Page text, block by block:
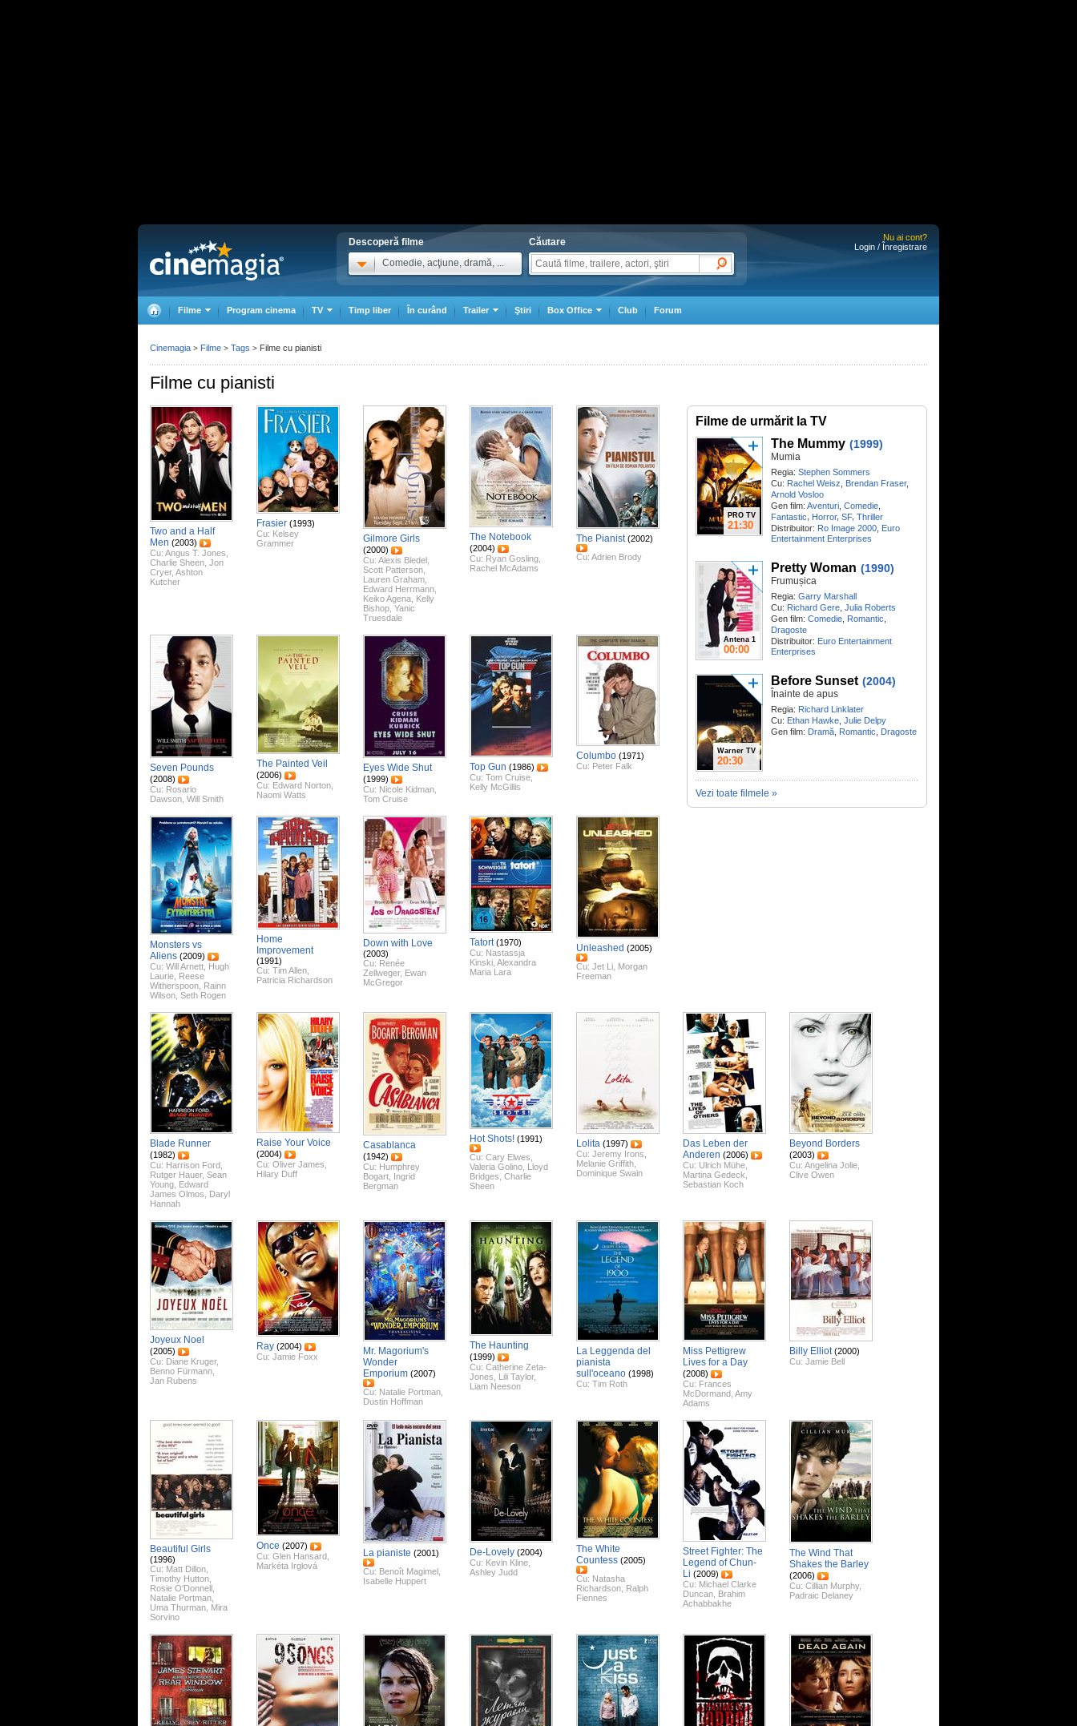
Descoperă filme
Comedie, acţiune, dramă, ...
Căutare
Nu ai cont?
Login / Înregistrare
Filme Program cinema TV Timp liber În curând Trailer Ştiri Box Office Club Forum
Filme cu pianisti
Filme de urmărit la TV
PRO TV
21:30
The Mummy (1999)
Mumia
Regia: Stephen Sommers
Cu: Rachel Weisz Brendan Fraser,
Arnold Vosloo
Gen film: Aventuri Comedie
Fantastic, Horror, SF, Thriller
Distribuitor: Ro Image 2000 Euro
Entertainment Enterprises
Antena 1
00:00
Pretty Woman (1990)
Frumușica
Regia: Garry Marshall
Cu: Richard Gere Julia Roberts
Gen film: Comedie Romantic
Dragoste
Distribuitor: Euro Entertainment
Enterprises
Warner TV
20:30
Before Sunset (2004)
Înainte de apus
Regia: Richard Linklater
Cu: Ethan Hawke Julie Delpy
Gen film: Dramă Romantic Dragoste
Vezi toate filmele »
Two and a Half
Men (2003)
Cu: Angus T. Jones
Charlie Sheen Jon
Cryer, Ashton
Kutcher
Frasier (1993)
Cu: Kelsey
Grammer
Gilmore Girls
(2000)
Cu: Alexis Bledel
Scott Patterson
Lauren Graham
Edward Herrmann
Keiko Agena Kelly
Bishop Yanic
Truesdale
The Notebook
(2004)
Cu: Ryan Gosling
Rachel McAdams
The Pianist (2002)
Cu: Adrien Brody
Seven Pounds
(2008)
Cu: Rosario
Dawson Will Smith
The Painted Veil
(2006)
Cu: Edward Norton
Naomi Watts
Eyes Wide Shut
(1999)
Cu: Nicole Kidman
Tom Cruise
Top Gun (1986)
Cu: Tom Cruise
Kelly McGillis
Columbo (1971)
Cu: Peter Falk
Monsters vs
Aliens (2009)
Cu: Will Arnett Hugh
Laurie Reese
Witherspoon Rainn
Wilson Seth Rogen
Home
Improvement
(1991)
Cu: Tim Allen
Patricia Richardson
Down with Love
(2003)
Cu: Renée
Zellweger, Ewan
McGregor
Tatort (1970)
Cu: Nastassja
Kinski Alexandra
Maria Lara
Unleashed (2005)
Cu: Jet Li Morgan
Freeman
Blade Runner
(1982)
Cu: Harrison Ford
Rutger Hauer, Sean
Young Edward
James Olmos
Daryl
Hannah
Raise Your Voice
(2004)
Cu: Oliver James
Hilary Duff
Casablanca
(1942)
Cu: Humphrey
Bogart Ingrid
Bergman
Hot Shots! (1991)
Cu: Cary Elwes
Valeria Golino Lloyd
Bridges Charlie
Sheen
Lolita (1997)
Cu: Jeremy Irons
Melanie Griffith
Dominique Swain
Das Leben der
Anderen (2006)
Cu: Ulrich Mühe
Martina Gedeck
Sebastian Koch
Beyond Borders
(2003)
Cu: Angelina Jolie
Clive Owen
Joyeux Noel
(2005)
Cu: Diane Kruger,
Benno Fürmann
Jan Rubens
Ray (2004)
Cu: Jamie Foxx
Mr. Magorium's
Wonder
Emporium (2007)
Cu: Natalie Portman
Dustin Hoffman
The Haunting
(1999)
Cu: Catherine Zeta-
Jones
Lili Taylor,
Liam Neeson
La Leggenda del
pianista
sull'oceano (1998)
Cu: Tim Roth
Miss Pettigrew
Lives for a Day
(2008)
Cu: Frances
McDormand Amy
Adams
Billy Elliot (2000)
Cu: Jamie Bell
Beautiful Girls
(1996)
Cu: Matt Dillon
Timothy Hutton
Rosie O'Donnell
Natalie Portman
Uma Thurman Mira
Sorvino
Once (2007)
Cu: Glen Hansard
Markéta Irglová
La pianiste (2001)
Cu: Benoît Magimel
Isabelle Huppert
De-Lovely (2004)
Cu: Kevin Kline
Ashley Judd
The White
Countess (2005)
Cu: Natasha
Richardson Ralph
Fiennes
Street Fighter: The
Legend of Chun-
Li (2009)
Cu: Michael Clarke
Duncan Brahim
Achabbakhe
The Wind That
Shakes the Barley
(2006)
Cu: Cillian Murphy,
Padraic Delaney
Cinemagia > Filme > Tags > Filme cu pianisti